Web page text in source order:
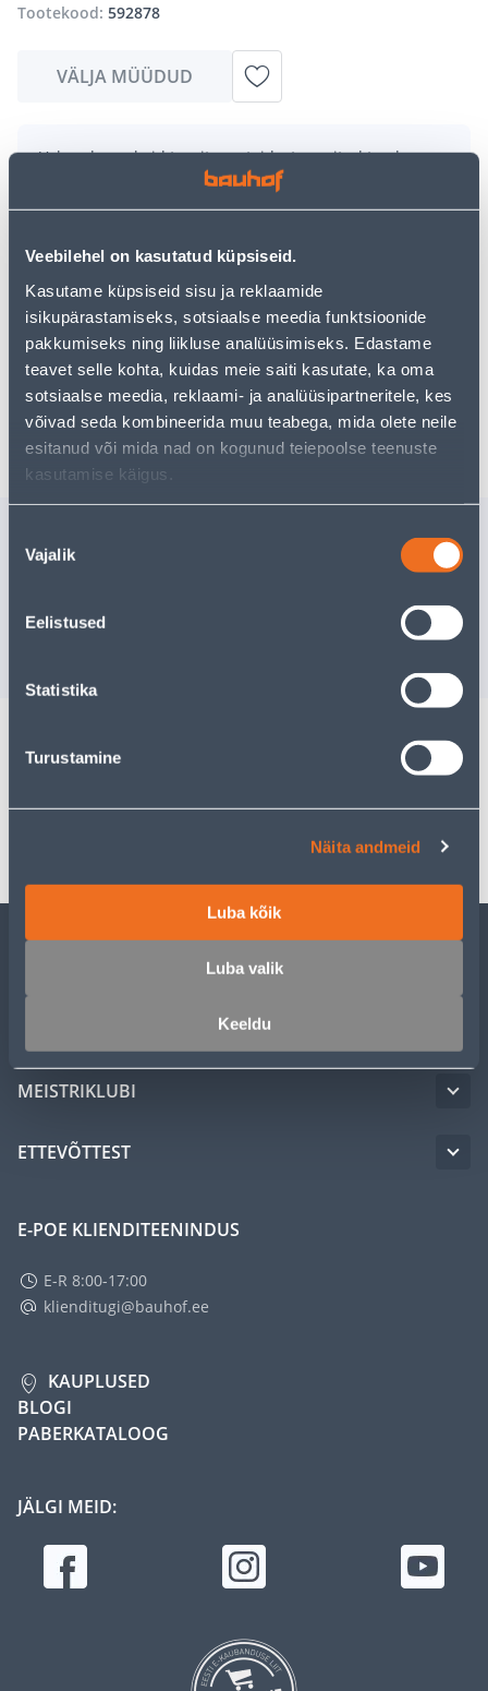
Veebilehel on kasutatud küpsiseid.
Kasutame küpsiseid sisu ja reklaamide
isikupärastamiseks, sotsiaalse meedia funktsioonide
pakkumiseks ning liikluse analüüsimiseks. Edastame
teavet selle kohta, kuidas meie saiti kasutate, ka oma
sotsiaalse meedia, reklaami- ja analüüsipartneritele, kes
võivad seda kombineerida muu teabega, mida olete neile
esitanud või mida nad on kogunud teiepoolse teenuste
kasutamise käigus.
valik
Vajalik
Eelistused
Statistika
Turustamine
Näita andmeid
Luba kõik
Luba valik
Keeldu
Tootekood: 592878
VÄLJA MÜÜDUD
Vabandame, kuid teavitame teid, et soovitud toode on
hetkel suure nõudluse tõttu ajutiselt otsas. Siiski
pakume suurepäraseid alternatiive samast
Teie ostlemisrõõm ei pea aga siin lõppema - oma
uurimistööd saate jätkata, naastesavalehele
kasutades meie võimsat otsingufunktsiooni, et leida
veelgi meelepärasemad valikuid. Head ostlemist!
Tarne pole võimalik
Tarne pole
Spetsifikatsioon
MEISTRIKLUBI
ETTEVÕTTEST
E-POE KLIENDITEENINDUS
E-R 8:00-17:00
klienditugi@bauhof.ee
KAUPLUSED
BLOGI
PABERKATALOOG
JÄLGI MEID: